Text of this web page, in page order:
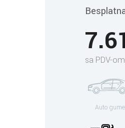
sa PDV-om
Auto gume